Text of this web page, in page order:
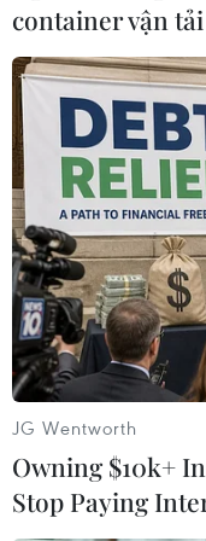
học và trung
ăn uống đối với
container vận
JG Wentworth
Owning $10k+
Stop Paying